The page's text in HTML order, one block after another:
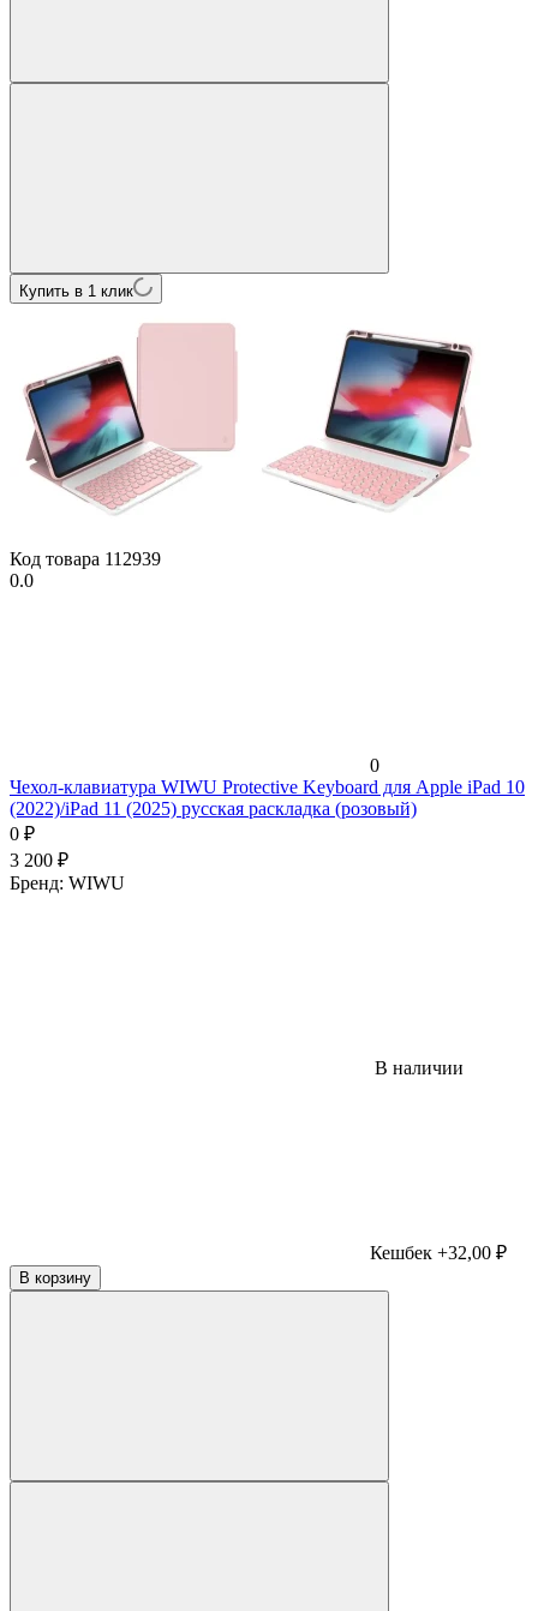
Купить в 1 клик
Код товара 112939
0.0
0
Чехол-клавиатура WIWU Protective Keyboard для Apple iPad 10
(2022)/iPad 11 (2025) русская раскладка (розовый)
0 ₽
3 200 ₽
Бренд: WIWU
В наличии
Кешбек +32,00 ₽
В корзину